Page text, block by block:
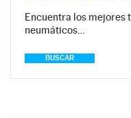
Encuentra los mejores
neumáticos…
BUSCAR